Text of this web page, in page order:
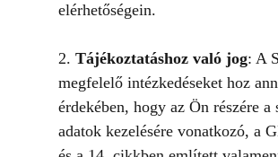
elérhetőségein.
2. Tájékoztatáshoz való jog: A
megfelelő intézkedéseket hoz
érdekében, hogy az Ön részére a
adatok kezelésére vonatkozó, a